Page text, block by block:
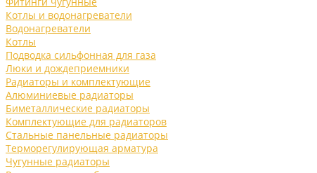
Котлы и водонагреватели
Водонагреватели
Котлы
Подводка сильфонная для газа
Люки и дождеприемники
Радиаторы и комплектующие
Алюминиевые радиаторы
Биметаллические радиаторы
Комплектующие для радиаторов
Стальные панельные радиаторы
Терморегулирующая арматура
Чугунные радиаторы